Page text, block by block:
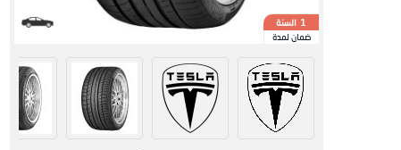
1 السنة
ضمان لمدة